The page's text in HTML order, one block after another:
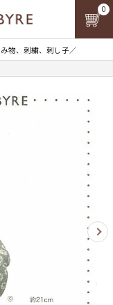
物、刺繍、刺し子／
0